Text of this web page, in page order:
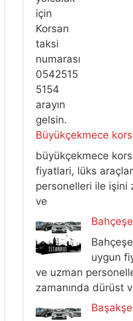
Büyükçekmece
büyükçekmece
fiyatlari, lüks
personelleri ile işini
ve
uygun
ve uzman
zamanında dürüst